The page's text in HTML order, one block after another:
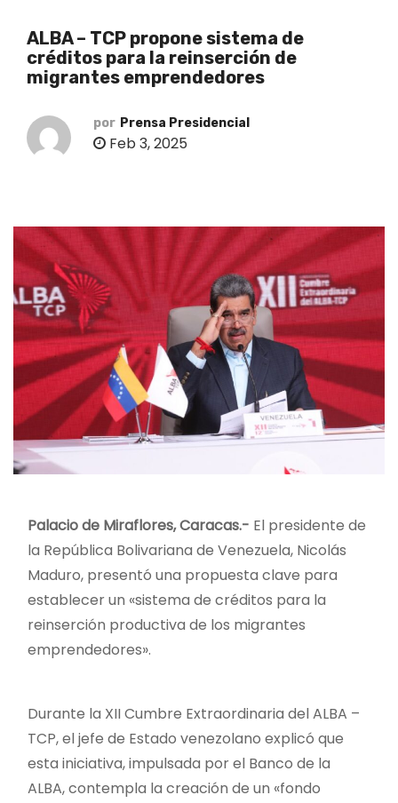
ALBA – TCP propone sistema de
créditos para la reinserción de
migrantes emprendedores
por Prensa Presidencial
Feb 3, 2025
Palacio de Miraflores, Caracas.- El presidente de
la República Bolivariana de Venezuela, Nicolás
Maduro, presentó una propuesta clave para
establecer un «sistema de créditos para la
reinserción productiva de los migrantes
emprendedores».
Durante la XII Cumbre Extraordinaria del ALBA –
TCP, el jefe de Estado venezolano explicó que
esta iniciativa, impulsada por el Banco de la
ALBA, contempla la creación de un «fondo